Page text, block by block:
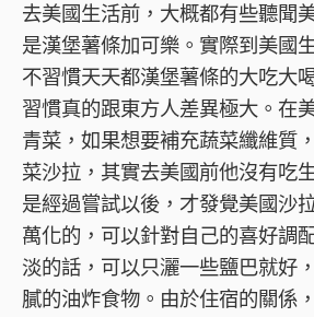
去美國生活前，大概都有些聽聞
是漢堡薯條加可樂。實際到美國
不習慣天天都漢堡薯條的大吃大
習慣真的跟東方人差異極大。在
青菜，如果想要補充蔬菜纖維質
菜沙拉，其實去美國前他沒有吃
是經過嘗試以後，才發覺美國沙
萬化的，可以針對自己的喜好調
淡的話，可以只灑一些鹽巴就好
膩的油炸食物。由於住宿的關係